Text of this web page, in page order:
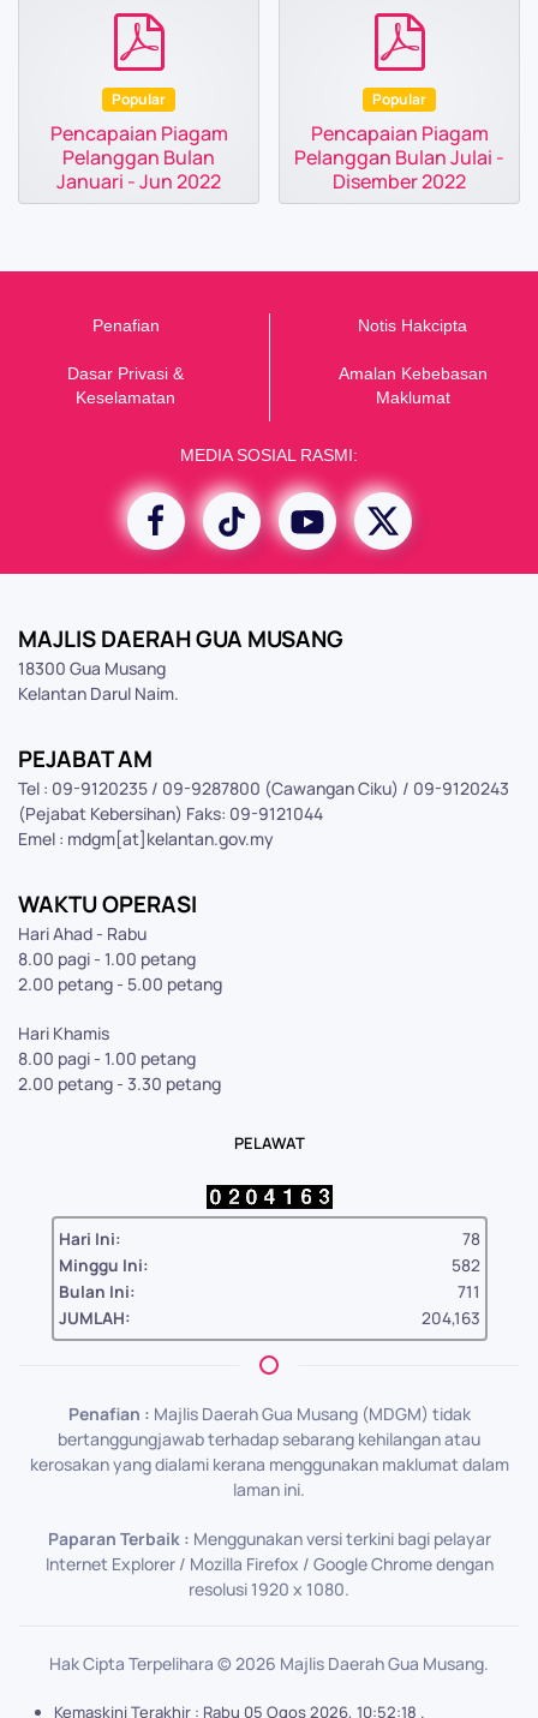
Popular
Pencapaian Piagam
Pelanggan Bulan
Januari - Jun 2022
Popular
Pencapaian Piagam
Pelanggan Bulan Julai -
Disember 2022
Penafian
Dasar Privasi &
Keselamatan
Notis Hakcipta
Amalan Kebebasan
Maklumat
MEDIA SOSIAL RASMI:
MAJLIS DAERAH GUA MUSANG
18300 Gua Musang
Kelantan Darul Naim.
PEJABAT AM
Tel : 09-9120235 / 09-9287800 (Cawangan Ciku) / 09-9120243
(Pejabat Kebersihan) Faks: 09-9121044
Emel : mdgm[at]kelantan.gov.my
WAKTU OPERASI
Hari Ahad - Rabu
8.00 pagi - 1.00 petang
2.00 petang - 5.00 petang
Hari Khamis
8.00 pagi - 1.00 petang
2.00 petang - 3.30 petang
PELAWAT
Hari Ini:
78
Minggu Ini:
582
Bulan Ini:
711
JUMLAH:
204,163
Penafian : Majlis Daerah Gua Musang (MDGM) tidak
bertanggungjawab terhadap sebarang kehilangan atau
kerosakan yang dialami kerana menggunakan maklumat dalam
laman ini.
Paparan Terbaik : Menggunakan versi terkini bagi pelayar
Internet Explorer / Mozilla Firefox / Google Chrome dengan
resolusi 1920 x 1080.
Hak Cipta Terpelihara ©2026 Majlis Daerah Gua Musang.
Kemaskini Terakhir : Rabu 05 Ogos 2026, 10:52:18 .